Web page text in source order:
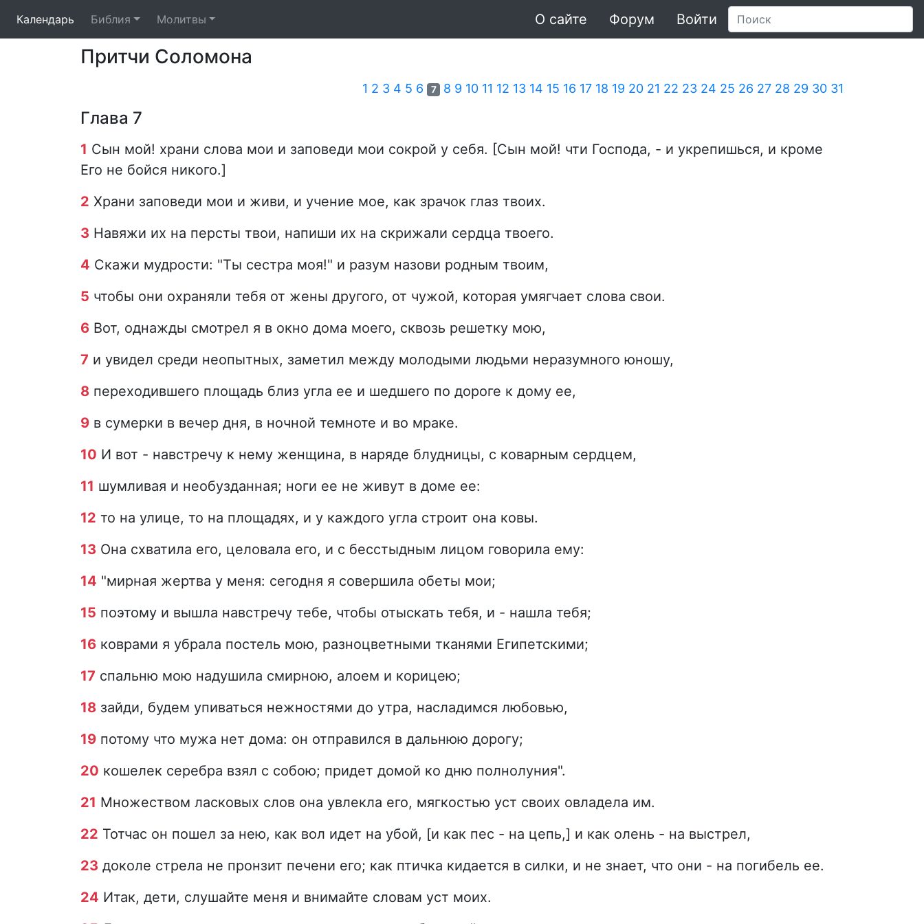
Календарь Библия Молитвы О сайте Форум Войти
Притчи Соломона
1 2 3 4 5 6 7 8 9 10 11 12 13 14 15 16 17 18 19 20 21 22 23 24 25 26 27 28 29 30 31
Глава 7
1 Сын мой! храни слова мои и заповеди мои сокрой у себя. [Сын мой! чти Господа, - и укрепишься, и кроме
Его не бойся никого.]
2 Храни заповеди мои и живи, и учение мое, как зрачок глаз твоих.
3 Навяжи их на персты твои, напиши их на скрижали сердца твоего.
4 Скажи мудрости: "Ты сестра моя!" и разум назови родным твоим,
5 чтобы они охраняли тебя от жены другого, от чужой, которая умягчает слова свои.
6 Вот, однажды смотрел я в окно дома моего, сквозь решетку мою,
7 и увидел среди неопытных, заметил между молодыми людьми неразумного юношу,
8 переходившего площадь близ угла ее и шедшего по дороге к дому ее,
9 в сумерки в вечер дня, в ночной темноте и во мраке.
10 И вот - навстречу к нему женщина, в наряде блудницы, с коварным сердцем,
11 шумливая и необузданная; ноги ее не живут в доме ее:
12 то на улице, то на площадях, и у каждого угла строит она ковы.
13 Она схватила его, целовала его, и с бесстыдным лицом говорила ему:
14 "мирная жертва у меня: сегодня я совершила обеты мои;
15 поэтому и вышла навстречу тебе, чтобы отыскать тебя, и - нашла тебя;
16 коврами я убрала постель мою, разноцветными тканями Египетскими;
17 спальню мою надушила смирною, алоем и корицею;
18 зайди, будем упиваться нежностями до утра, насладимся любовью,
19 потому что мужа нет дома: он отправился в дальнюю дорогу;
20 кошелек серебра взял с собою; придет домой ко дню полнолуния".
21 Множеством ласковых слов она увлекла его, мягкостью уст своих овладела им.
22 Тотчас он пошел за нею, как вол идет на убой, [и как пес - на цепь,] и как олень - на выстрел,
23 доколе стрела не пронзит печени его; как птичка кидается в силки, и не знает, что они - на погибель ее.
24 Итак, дети, слушайте меня и внимайте словам уст моих.